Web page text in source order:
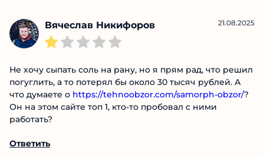
Вячеслав Никифоров 21.08.2025
Не хочу сыпать соль на рану, но я прям рад, что
решил погуглить, а то потерял бы около 30 тысяч
рублей. А что думаете о
https://tehnoobzor.com/samorph-obzor/? Он на этом
сайте топ 1, кто-то пробовал с ними работать?
Ответить